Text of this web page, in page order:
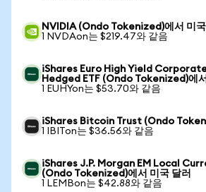
NVIDIA (Ondo Tokenized)에서 미국
1 NVDAon는 $219.47와 같음
iShares Euro High Yield
Hedged ETF (Ondo Tokenized)에
1 EUHYon는 $53.70와 같음
iShares Bitcoin Trust (Ondo
1 IBITon는 $36.56와 같음
iShares J.P. Morgan EM Local
(Ondo Tokenized)에서 미국 달러
1 LEMBon는 $42.88와 같음